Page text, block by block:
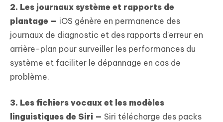
2. Les journaux système et rapports de
plantage — iOS génère en permanence des
journaux de diagnostic et des rapports d'erreur en
arrière-plan pour surveiller les performances du
système et faciliter le dépannage en cas de
problème.
3. Les fichiers vocaux et les modèles
linguistiques de Siri — Siri télécharge des packs